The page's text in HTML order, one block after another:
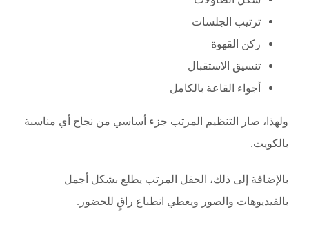
ترتيب الجلسات
ركن القهوة
تنسيق الاستقبال
أجواء القاعة بالكامل
ولهذا، صار التنظيم المرتب جزء أساسي من نجاح أي مناسبة
بالكويت.
بالإضافة إلى ذلك، الحفل المرتب يطلع بشكل أجمل
بالفيديوهات والصور ويعطي انطباع راقٍ للحضور.